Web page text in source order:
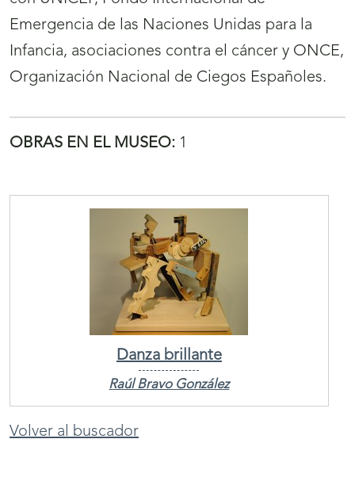
Emergencia de las Naciones Unidas para la
Infancia, asociaciones contra el cáncer y ONCE,
Organización Nacional de Ciegos Españoles.
OBRAS EN EL MUSEO: 1
Danza brillante
Raúl Bravo González
Volver al buscador